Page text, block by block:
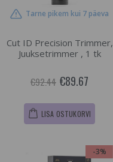
Tarne pikem kui 7 päeva
Cut ID Precision Trimmer,
Juuksetrimmer , 1 tk
€92.44 €89.67
LISA OSTUKORVI
-3%